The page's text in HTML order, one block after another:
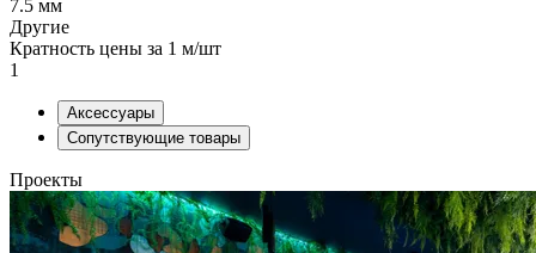
7.5 мм
Другие
Кратность цены за 1 м/шт
1
Аксессуары
Сопутствующие товары
Проекты